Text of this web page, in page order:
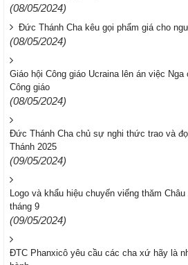
(08/05/2024)
Đức Thánh Cha kêu gọi phẩm giá cho
(08/05/2024)
Giáo hội Công giáo Ucraina lên án việc
Công giáo
(08/05/2024)
Đức Thánh Cha chủ sự nghi thức trao và
Thánh 2025
(09/05/2024)
Logo và khẩu hiệu chuyến viếng thăm
tháng 9
(09/05/2024)
ĐTC Phanxicô yêu cầu các cha xứ hãy là